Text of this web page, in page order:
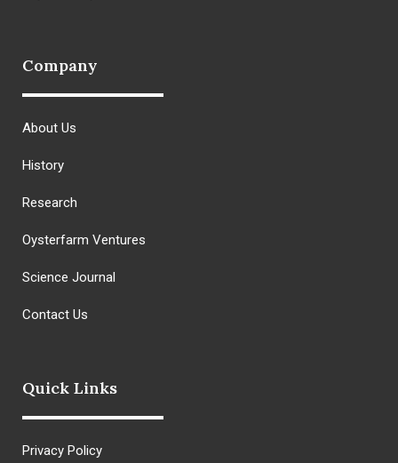
Company
About Us
History
Research
Oysterfarm Ventures
Science Journal
Contact Us
Quick Links
Privacy Policy